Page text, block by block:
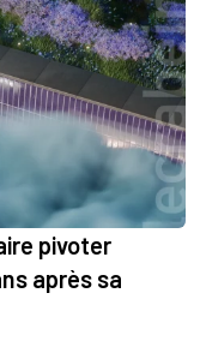
pivoter
après sa